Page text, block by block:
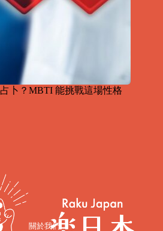
卜？MBTI 能挑戰這場性格
關於我們